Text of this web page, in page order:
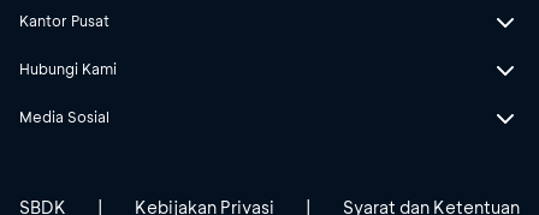
Kantor Pusat
Hubungi Kami
Media Sosial
SBDK Kebijakan Privasi Syarat dan Ketentuan